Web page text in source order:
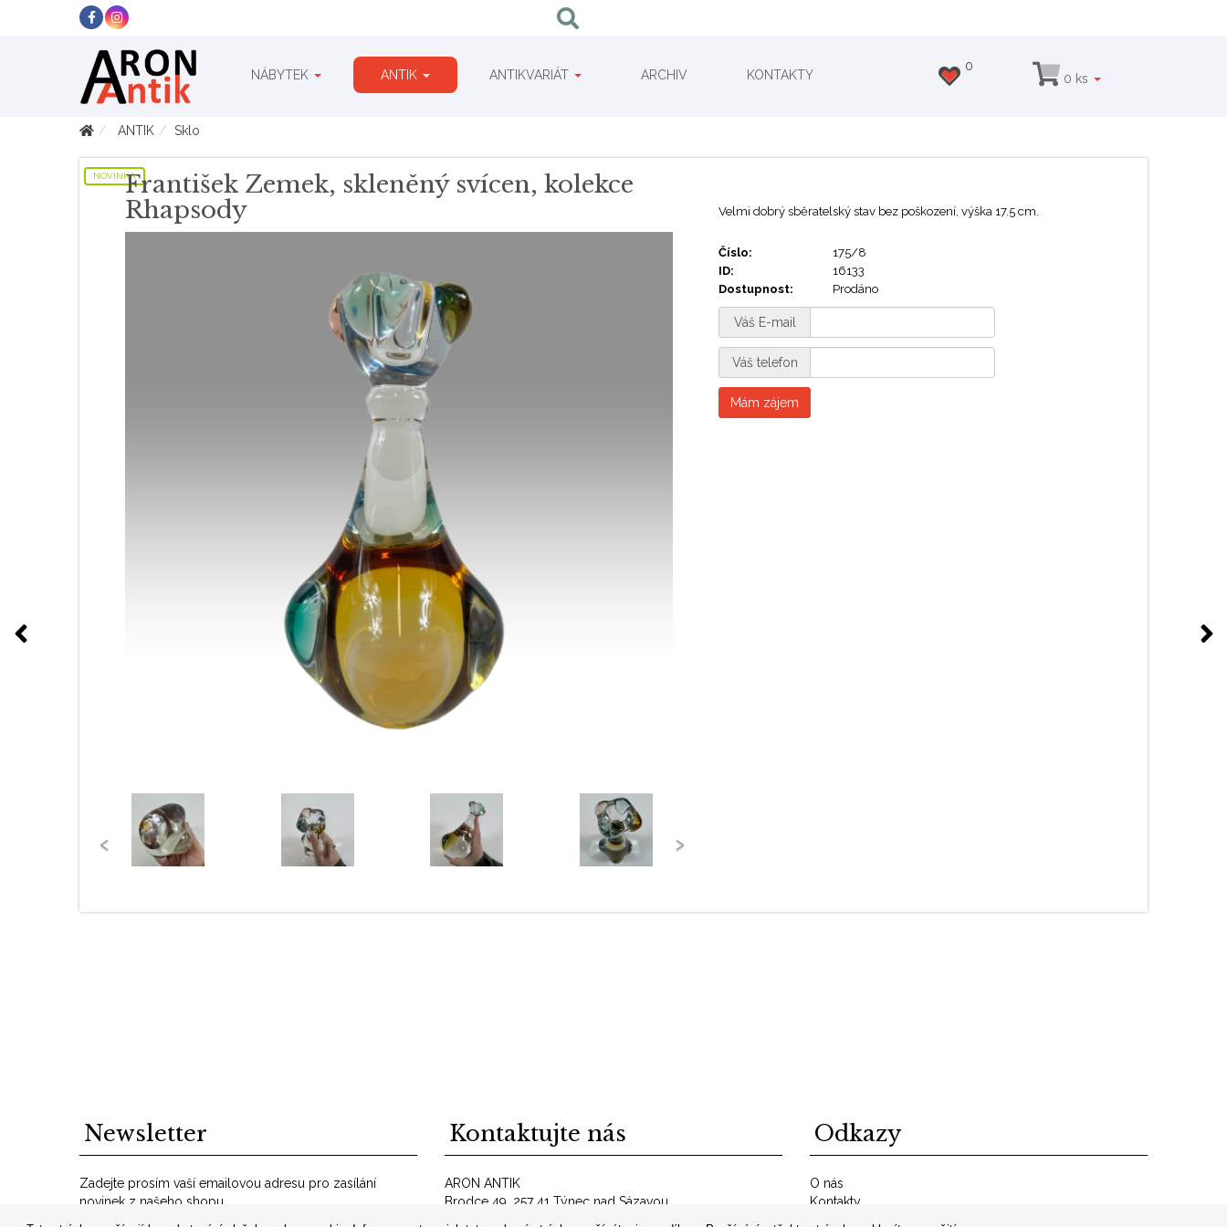
NÁBYTEK ANTIK ANTIKVARIÁT ARCHIV KONTAKTY 0 ks
0
ANTIK Sklo
NOVINKAFrantišek Zemek, skleněný svícen, kolekce
Rhapsody
‹ ›
Velmi dobrý sběratelský stav bez poškození, výška 17.5 cm.
Číslo:
175/8
ID:
16133
Dostupnost:
Prodáno
Váš E-mail
Váš telefon
Mám zájem
Newsletter
Zadejte prosím vaší emailovou adresu pro zasílání
novinek z našeho shopu.
Kontaktujte nás
ARON ANTIK
Brodce 49, 257 41 Týnec nad Sázavou
Odkazy
O nás
Kontakty